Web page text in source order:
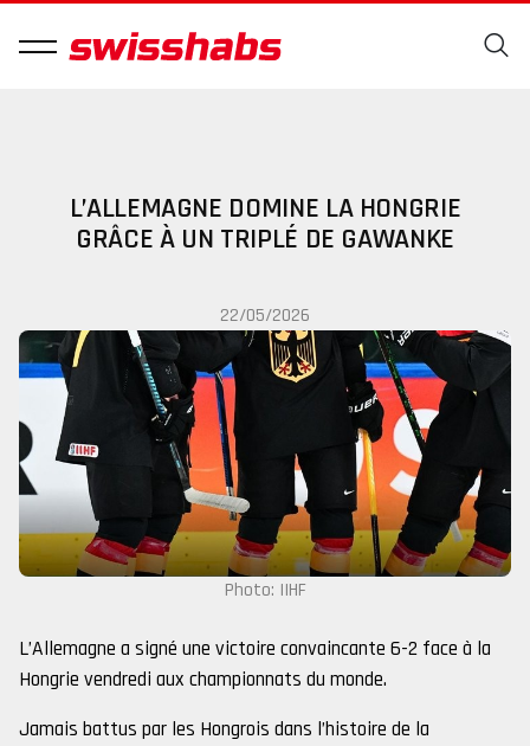
L’ALLEMAGNE DOMINE LA HONGRIE
GRÂCE À UN TRIPLÉ DE GAWANKE
22/05/2026
Photo: IIHF
L’Allemagne a signé une victoire convaincante 6-2 face à la
Hongrie vendredi aux championnats du monde.
Jamais battus par les Hongrois dans l’histoire de la